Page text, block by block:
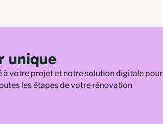
unique
à votre projet et notre solution digitale pour
les étapes de votre rénovation